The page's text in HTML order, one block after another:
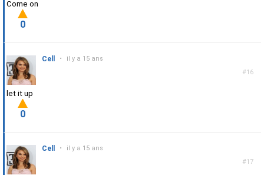
Come on
0
#16
Cell • il y a 15 ans
let it up
0
#17
Cell • il y a 15 ans